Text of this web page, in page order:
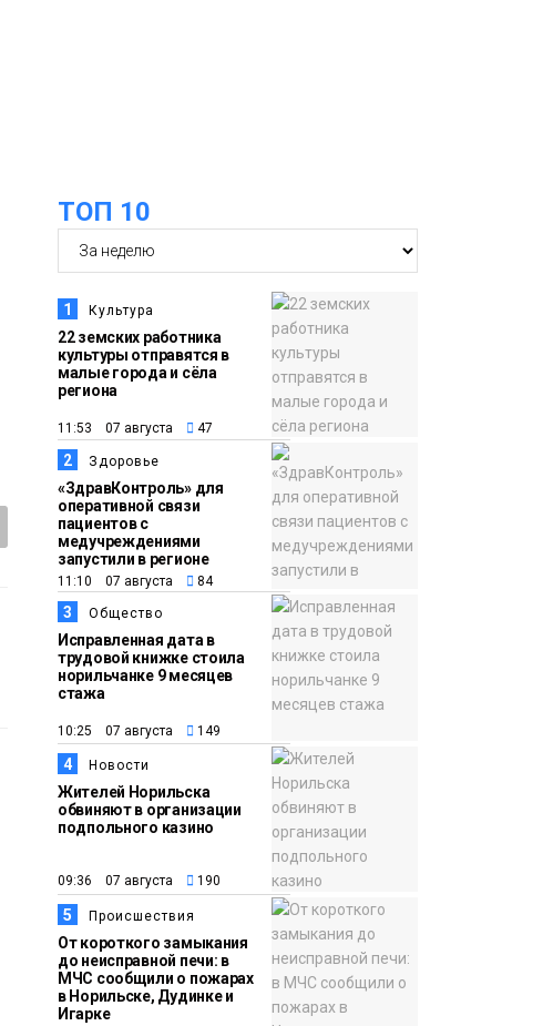
17:21
Культура
Афиша 7–14 августа
16:39
06 августа
Новости
Фонд «Наш Норильск»
запускает осеннюю
кампанию по
поддержке
соцпроектов
15:57
06 августа
Новости
Первый юбилей
«Башни» отпразднуют
в Норильске: гостей
ждут фестиваль,
квест и многое другое
06 августа
Образование
Как устроено
школьное питание в
Норильске: льготы,
меню и порядок
оплаты
ТОП 10
1 Культура
22 земских работника
культуры отправятся в
малые города и сёла
региона
11:53 07 августа 47
2 Здоровье
«ЗдравКонтроль» для
оперативной связи
пациентов с
медучреждениями
запустили в регионе
11:10 07 августа 84
3 Общество
Исправленная дата в
трудовой книжке стоила
норильчанке 9 месяцев
стажа
10:25 07 августа 149
4 Новости
Жителей Норильска
обвиняют в организации
подпольного казино
09:36 07 августа 190
5 Происшествия
От короткого замыкания
до неисправной печи: в
МЧС сообщили о пожарах
в Норильске, Дудинке и
Игарке